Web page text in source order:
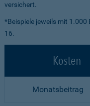
versichert.
*Beispiele jeweils mit 1.000
16.
Kosten
Monatsbeitrag